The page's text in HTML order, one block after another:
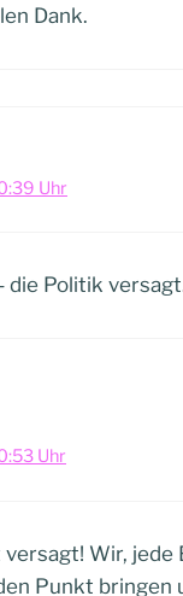
Dank.
Uhr
die Politik
Uhr
Wir,
Punkt bringen